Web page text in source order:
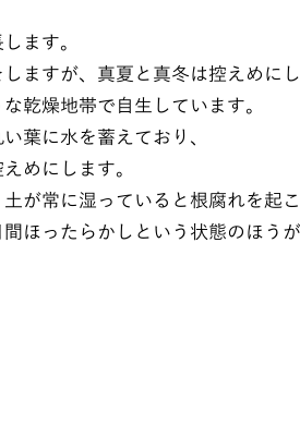
ます。
ますが、真夏と真冬は控えめにし
乾燥地帯で自生しています。
葉に水を蓄えており、
めにします。
が常に湿っていると根腐れを起こ
ほったらかしという状態のほうが